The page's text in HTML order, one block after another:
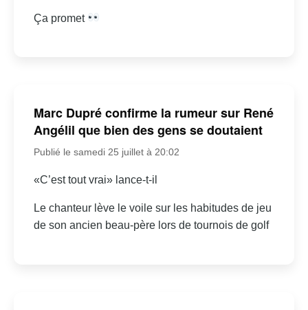
Ça promet
Marc Dupré confirme la rumeur sur René
Angélil que bien des gens se doutaient
Publié le samedi 25 juillet à 20:02
«C’est tout vrai» lance-t-il
Le chanteur lève le voile sur les habitudes de jeu
de son ancien beau-père lors de tournois de golf